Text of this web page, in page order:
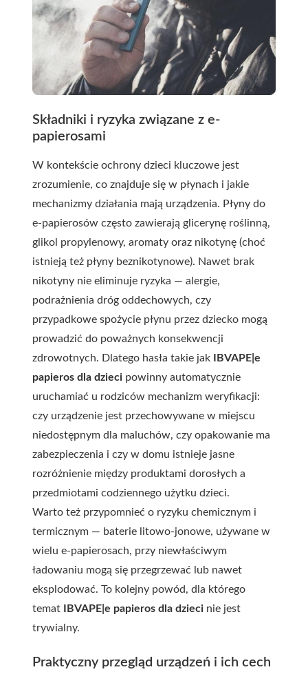
Składniki i ryzyka związane z e-
papierosami
W kontekście ochrony dzieci kluczowe jest
zrozumienie, co znajduje się w płynach i jakie
mechanizmy działania mają urządzenia. Płyny do
e-papierosów często zawierają glicerynę roślinną,
glikol propylenowy, aromaty oraz nikotynę (choć
istnieją też płyny beznikotynowe). Nawet brak
nikotyny nie eliminuje ryzyka — alergie,
podrażnienia dróg oddechowych, czy
przypadkowe spożycie płynu przez dziecko mogą
prowadzić do poważnych konsekwencji
zdrowotnych. Dlatego hasła takie jak
IBVAPE|e
papieros dla dzieci powinny automatycznie
uruchamiać u rodziców mechanizm weryfikacji:
czy urządzenie jest przechowywane w miejscu
niedostępnym dla maluchów, czy opakowanie ma
zabezpieczenia i czy w domu istnieje jasne
rozróżnienie między produktami dorosłych a
przedmiotami codziennego użytku dzieci.
Warto też przypomnieć o ryzyku chemicznym i
termicznym — baterie litowo-jonowe, używane w
wielu e-papierosach, przy niewłaściwym
ładowaniu mogą się przegrzewać lub nawet
eksplodować. To kolejny powód, dla którego
temat
IBVAPE|e papieros dla dzieci nie jest
trywialny.
Praktyczny przegląd urządzeń i ich cech